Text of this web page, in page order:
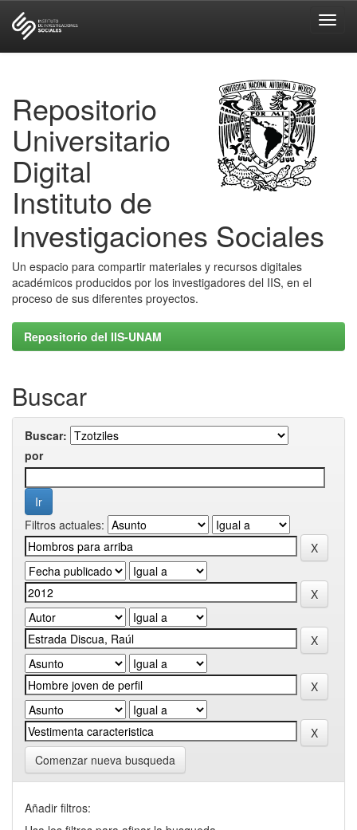
Repositorio
Universitario
Digital
Instituto de
Investigaciones Sociales
Un espacio para compartir materiales y recursos digitales
académicos producidos por los investigadores del IIS, en el
proceso de sus diferentes proyectos.
Repositorio del IIS-UNAM
Buscar
Buscar:
por
Filtros actuales:
Comenzar nueva busqueda
Añadir filtros: